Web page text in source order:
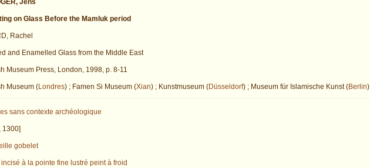
on Glass Before the Mamluk period
Rachel
and Enamelled Glass from the Middle East
Museum Press, London, 1998, p. 8-11
Museum (Londres) ; Famen Si Museum (Xian) ; Kunstmuseum (Düsseldorf) ; Museum für Islamische Kunst (Berlin)
sans contexte archéologique
1300]
gobelet
incisé à la pointe fine lustré peint à froid